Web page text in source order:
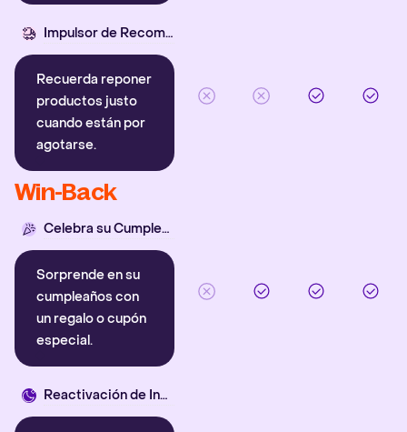
Impulsor de Recompra
Recuerda reponer
productos justo
cuando están por
agotarse.
Win-Back
Celebra su Cumpleaños
Sorprende en su
cumpleaños con
un regalo o cupón
especial.
Reactivación de Inactivos